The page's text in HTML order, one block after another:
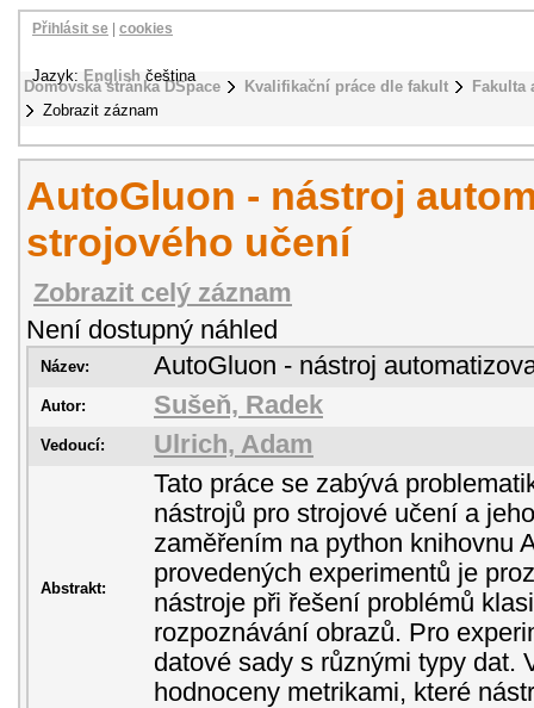
Domovská stránka DSpace Kvalifikační práce dle fakult
Fakulta
Zobrazit záznam
Přihlásit se cookies
Jazyk: English čeština
AutoGluon - nástroj
strojového učení
Zobrazit celý záznam
Není dostupný náhled
Název: AutoGluon - nástroj
Autor: Sušeň, Radek
Vedoucí: Ulrich, Adam
Abstrakt:
Tato práce se zabývá
nástrojů pro strojové učení a
zaměřením na python knihovnu
provedených experimentů je
nástroje při řešení problémů
rozpoznávání obrazů. Pro
datové sady s různými typy dat.
hodnoceny metrikami, které